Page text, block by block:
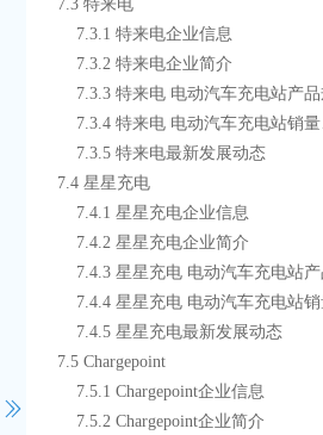
    7.3 特来电
        7.3.1 特来电企业信息
        7.3.2 特来电企业简介
7.3.3 特来电 电动汽车充电
7.3.4 特来电 电动汽车充电
        7.3.5 特来电最新发展动态
    7.4 星星充电
        7.4.1 星星充电企业信息
        7.4.2 星星充电企业简介
7.4.3 星星充电 电动汽车充
7.4.4 星星充电 电动汽车充
        7.4.5 星星充电最新发展动态
    7.5 Chargepoint
        7.5.1 Chargepoint企业信息
        7.5.2 Chargepoint企业简介